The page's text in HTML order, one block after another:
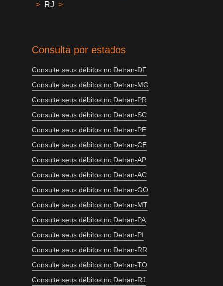
> RJ >
Consulta por estados
Consulte seus débitos no Detran-DF
Consulte seus débitos no Detran-MG
Consulte seus débitos no Detran-PR
Consulte seus débitos no Detran-SC
Consulte seus débitos no Detran-PE
Consulte seus débitos no Detran-CE
Consulte seus débitos no Detran-AP
Consulte seus débitos no Detran-AC
Consulte seus débitos no Detran-GO
Consulte seus débitos no Detran-MT
Consulte seus débitos no Detran-PA
Consulte seus débitos no Detran-PI
Consulte seus débitos no Detran-RR
Consulte seus débitos no Detran-TO
Consulte seus débitos no Detran-RJ